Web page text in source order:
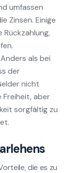
umfassen
Zinsen. Einige
Anders als bei
der
nicht
aber
sorgfältig zu
die es zu